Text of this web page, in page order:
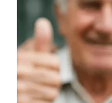
MALUKU
MALUT
WN